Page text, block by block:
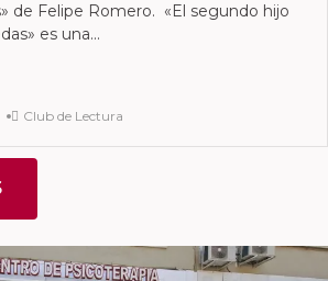
de Felipe Romero. «El segundo hijo
es una...
Club de Lectura